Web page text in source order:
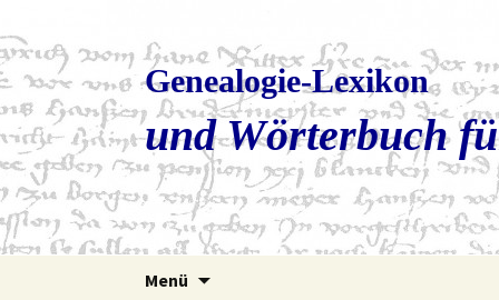
Genealogie-Lexikon
und Wörterbuch
Menü